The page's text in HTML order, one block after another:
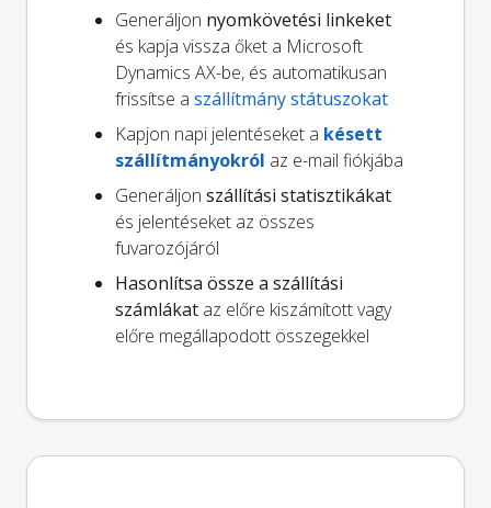
Generáljon nyomkövetési linkeket
és kapja vissza őket a Microsoft
Dynamics AX-be, és automatikusan
frissítse a szállítmány státuszokat
Kapjon napi jelentéseket a késett
szállítmányokról az e-mail fiókjába
Generáljon szállítási statisztikákat
és jelentéseket az összes
fuvarozójáról
Hasonlítsa össze a szállítási
számlákat az előre kiszámított vagy
előre megállapodott összegekkel